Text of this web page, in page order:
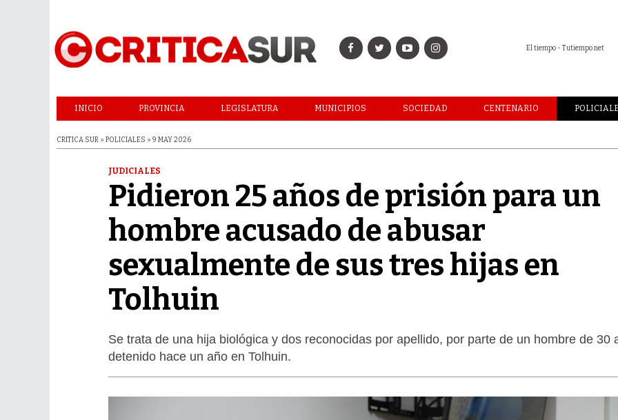
El tiempo - Tutiempo.net
INICIO PROVINCIA LEGISLATURA MUNICIPIOS SOCIEDAD CENTENARIO
CRITICA SUR » POLICIALES » 9 MAY 2026
JUDICIALES
Pidieron 25 años de prisión para un
hombre acusado de abusar
sexualmente de sus tres hijas en
Tolhuin
Se trata de una hija biológica y dos reconocidas por apellido, por parte de un hombre de 30
detenido hace un año en Tolhuin.